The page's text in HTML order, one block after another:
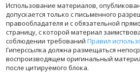
Использование материалов,
допускается только с письменного
правообладателя и с обязательной
страницу, с которой материал
соблюдении требований Правил
Гиперссылка должна размещаться
воспроизводящем оригинальный
после цитируемого блока.